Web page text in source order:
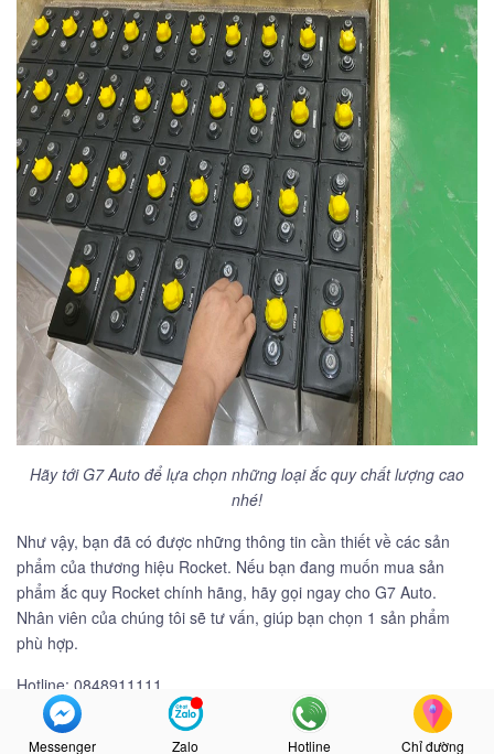
Hãy tới G7 Auto để lựa chọn những loại ắc quy chất lượng cao
nhé!
Như vậy, bạn đã có được những thông tin cần thiết về các sản
phẩm của thương hiệu Rocket. Nếu bạn đang muốn mua sản
phẩm ắc quy Rocket chính hãng, hãy gọi ngay cho G7 Auto.
Nhân viên của chúng tôi sẽ tư vấn, giúp bạn chọn 1 sản phẩm
phù hợp.
Hotline: 0848911111
Email: lienhe@g7auto.vn
Messenger Zalo Hotline Chỉ đường